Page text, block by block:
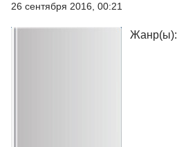
26 сентября 2016, 00:21
Жанр(ы):